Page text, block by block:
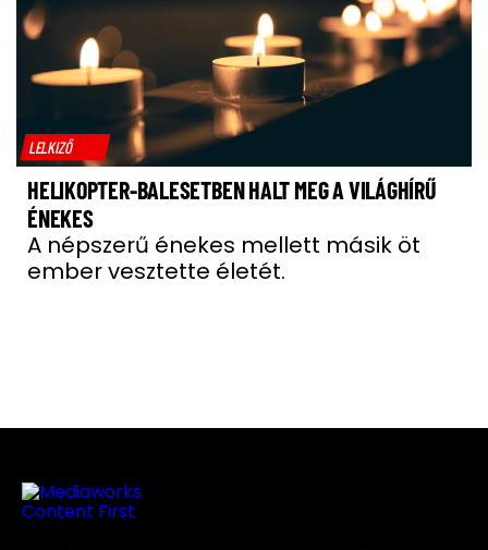
LELKIZŐ
HELIKOPTER-BALESETBEN HALT MEG A VILÁGHÍRŰ
ÉNEKES
A népszerű énekes mellett másik öt
ember vesztette életét.